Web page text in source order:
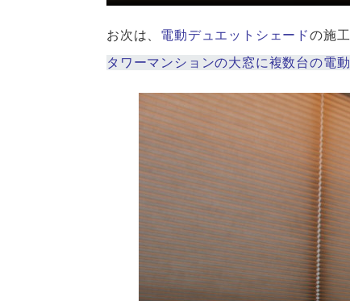
お次は、 電動デュエットシェードの施
タワーマンションの大窓に複数台の電